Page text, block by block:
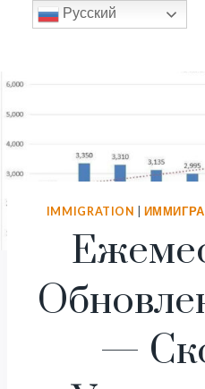
Перейти
IMMIGRATION
—
Русский